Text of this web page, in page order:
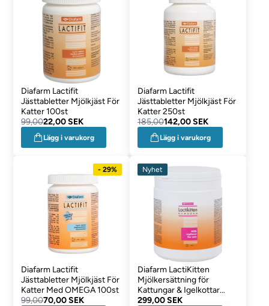
Diafarm Lactifit
Jästtabletter Mjölkjäst För
Katter 100st
99,0022,00 SEK
Lägg i varukorg
Diafarm Lactifit
Jästtabletter Mjölkjäst För
Katter 250st
185,00142,00 SEK
Lägg i varukorg
- 29%
Diafarm Lactifit
Jästtabletter Mjölkjäst För
Katter Med OMEGA 100st
99,0070,00 SEK
Nyhet
Diafarm LactiKitten
Mjölkersättning för
Kattungar & Igelkottar
300g
299,00 SEK